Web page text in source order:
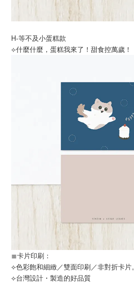
H-等不及小蛋糕款
⟣什麼什麼，蛋糕我來了！甜食控萬歲！
≣卡片印刷：
⟣色彩飽和細緻／雙面印刷／非對折卡片。
⟣台灣設計・製造的好品質